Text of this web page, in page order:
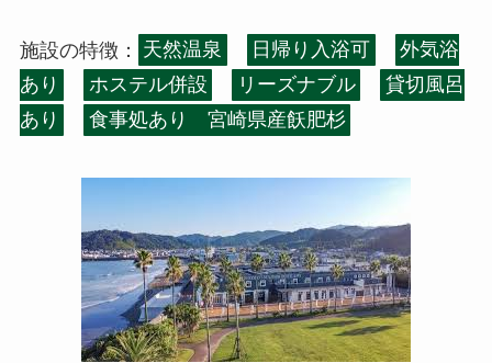
施設の特徴： 天然温泉 日帰り入浴可
外気浴
あり
ホステル併設 リーズナブル
貸切風呂
あり
食事処あり 宮崎県産飫肥杉